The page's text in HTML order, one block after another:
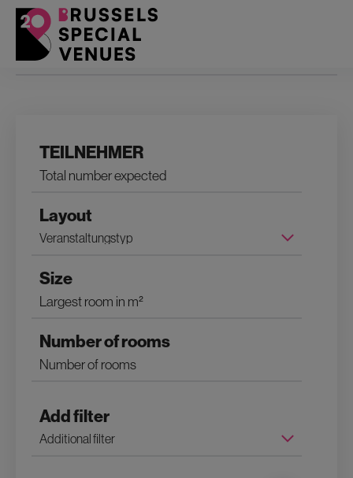
Filters
TEILNEHMER
Layout
Size
Number of rooms
Add filter